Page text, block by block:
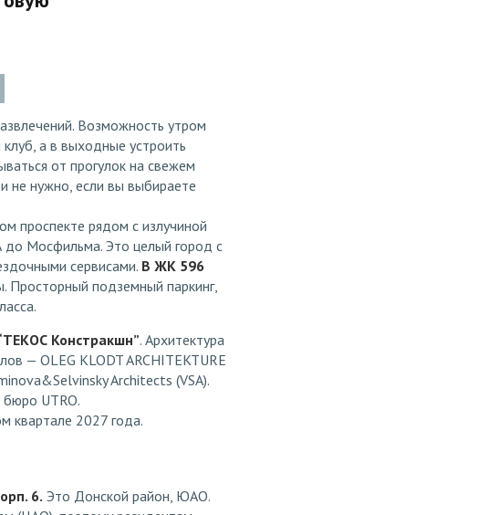
Возможность утром
а в выходные устроить
от прогулок на свежем
не нужно, если вы выбираете
проспекте рядом с излучиной
Мосфильма. Это целый город с
сервисами. В ЖК 596
Просторный подземный паркинг,
Констракшн”. Архитектура
— OLEG KLODT ARCHITEKTURE
Architects (VSA).
UTRO.
квартале 2027 года.
6. Это Донской район, ЮАО.